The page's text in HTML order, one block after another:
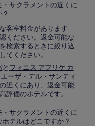
サクラメントの近くに
?
客室料金があります
ください。返金可能な
検索するときに絞り込
てください。
と フィニス アフリケ カ
ーザ・デル・サンティ
近くにあり、返金可能
評価のホテルです。
サクラメントの近くに
テルはどこですか ?